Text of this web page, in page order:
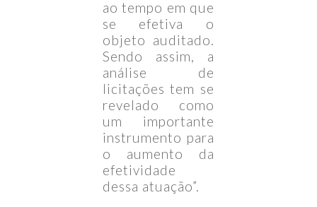
ao tempo em que
se efetiva o
objeto auditado.
Sendo assim, a
análise de
licitações tem se
revelado como
um importante
instrumento para
o aumento da
efetividade
dessa atuação”.